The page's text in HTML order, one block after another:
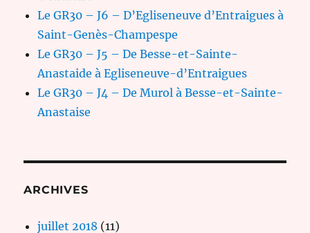
Le GR30 – J6 – D’Egliseneuve d’Entraigues à
Saint-Genès-Champespe
Le GR30 – J5 – De Besse-et-Sainte-
Anastaide à Egliseneuve-d’Entraigues
Le GR30 – J4 – De Murol à Besse-et-Sainte-
Anastaise
ARCHIVES
juillet 2018 (11)